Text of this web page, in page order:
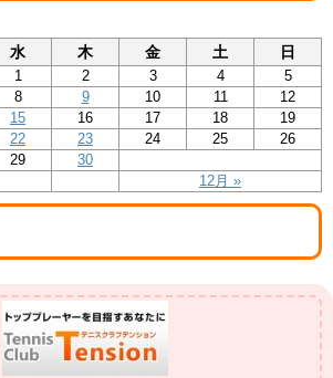
水 木 金 土 日
12月 »
1 2 3 4
5
8 9 10 11
12
15 16 17 18
19
22 23 24 25
26
29 30